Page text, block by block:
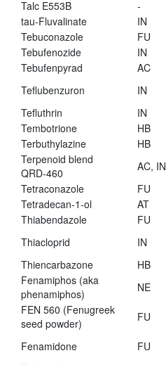
Talc E553B
-
tau-Fluvalinate
IN
Tebuconazole
FU
Tebufenozide
IN
Tebufenpyrad
AC
Teflubenzuron
IN
Tefluthrin
IN
Tembotrione
HB
Terbuthylazine
HB
Terpenoid blend
QRD-460
AC, IN
Tetraconazole
FU
Tetradecan-1-ol
AT
Thiabendazole
FU
Thiacloprid
IN
Thiencarbazone
HB
Fenamiphos (aka
phenamiphos)
NE
FEN 560 (Fenugreek
seed powder)
FU
Fenamidone FU